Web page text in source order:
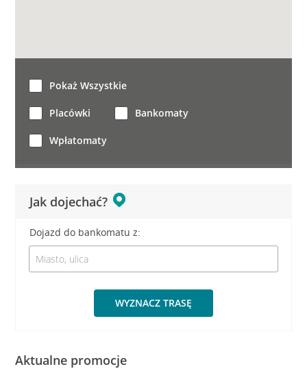
Jak dojechać?
Dojazd do bankomatu z:
WYZNACZ TRASĘ
Pokaż Wszystkie
Placówki Bankomaty
Wpłatomaty
Aktualne promocje